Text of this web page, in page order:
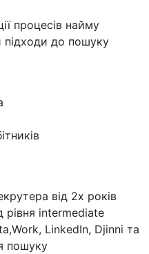
процесів найму
підходи до пошуку
від 2х років
рівня intermediate
LinkedIn, Djinni та
пошуку